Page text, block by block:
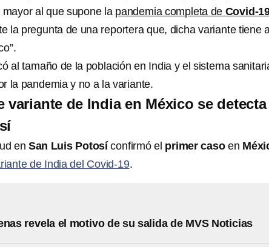
al que supone la pandemia completa de Covid-
la pregunta de una reportera que, dicha variante tiene
al tamaño de la población en India y el sistema
la pandemia y no a la variante.
variante de India en México se
en San Luis Potosí confirmó el primer casoen
de India del Covid-19.
revela el motivo de su salida de MVS Noticias